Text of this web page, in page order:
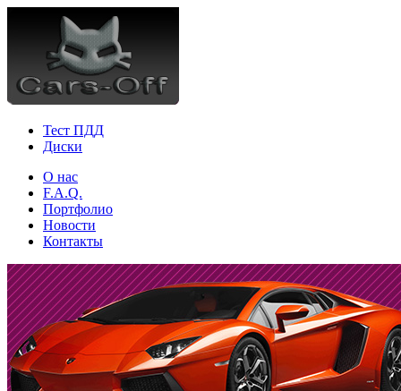
Тест ПДД
Диски
О нас
F.A.Q.
Портфолио
Новости
Контакты